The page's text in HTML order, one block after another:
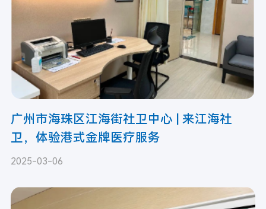
广州市海珠区江海街社卫中心 | 来江海社
卫，体验港式金牌医疗服务
2025-03-06